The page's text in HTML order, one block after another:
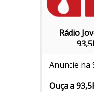
Rádio
Anuncie na
Ouça a